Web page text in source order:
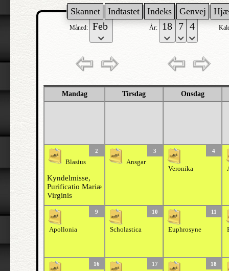
Skannet Indtastet Indeks Genvej
Måned: År:
Mandag Tirsdag Onsdag
2
Blasius
Kyndelmisse,
Purificatio Mariæ
Virginis
3
Ansgar
4
Veronika
9
Apollonia
10
Scholastica
11
Euphrosyne
16 17 18